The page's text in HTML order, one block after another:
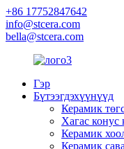
+86 17752847642
info@stcera.com
bella@stcera.com
Гэр
Бүтээгдэхүүнүүд
Керамик
Хагас конус
Керамик
Керамик